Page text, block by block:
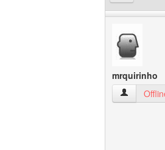
mrquirinho
mrquirinho